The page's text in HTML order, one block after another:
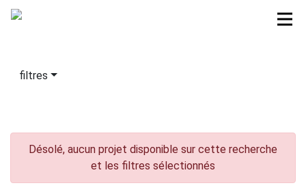
filtres
Désolé, aucun projet disponible sur cette recherche
et les filtres sélectionnés